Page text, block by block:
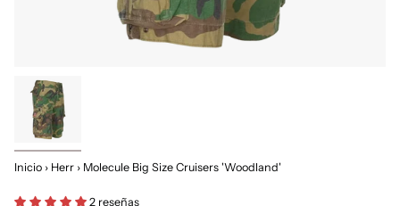
Inicio › Herr › Molecule Big Size Cruisers 'Woodland'
2 reseñas